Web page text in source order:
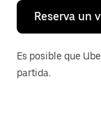
Reserva un
Es posible que
partida.